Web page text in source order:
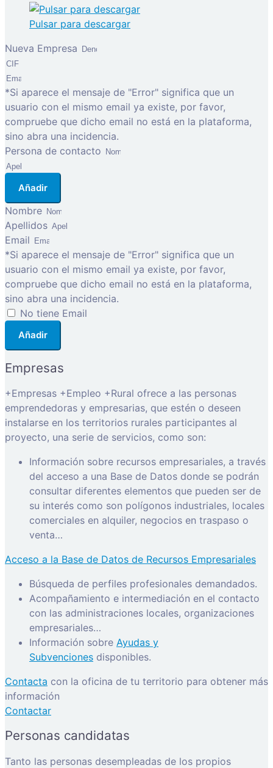
Pulsar para descargar
Nueva Empresa
*Si aparece el mensaje de "Error" significa que un
usuario con el mismo email ya existe, por favor,
compruebe que dicho email no está en la plataforma,
sino abra una incidencia.
Persona de contacto
Añadir
Nombre
Apellidos
Email
*Si aparece el mensaje de "Error" significa que un
usuario con el mismo email ya existe, por favor,
compruebe que dicho email no está en la plataforma,
sino abra una incidencia.
No tiene Email
Añadir
Empresas
+Empresas +Empleo +Rural ofrece a las personas
emprendedoras y empresarias, que estén o deseen
instalarse en los territorios rurales participantes al
proyecto, una serie de servicios, como son:
Información sobre recursos empresariales, a través
del acceso a una Base de Datos donde se podrán
consultar diferentes elementos que pueden ser de
su interés como son polígonos industriales, locales
comerciales en alquiler, negocios en traspaso o
venta…
Acceso a la Base de Datos de Recursos Empresariales
Búsqueda de perfiles profesionales demandados.
Acompañamiento e intermediación en el contacto
con las administraciones locales, organizaciones
empresariales…
Información sobre Ayudas y
Subvenciones disponibles.
Contacta con la oficina de tu territorio para obtener más
información
Contactar
Personas candidatas
Tanto las personas desempleadas de los propios